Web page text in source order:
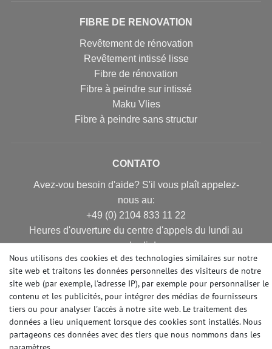
FIBRE DE RENOVATION
Revêtement de rénovation
Revêtement intissé lisse
Fibre de rénovation
Fibre à peindre sur intissé
Maku Vlies
Fibre à peindre sans structur
CONTATO
Avez-vou besoin d'aide? S'il vous plaît appelez-
nous au:
+49 (0) 2104 833 11 22
Heures d'ouverture du centre d'appels du lundi au
vendredi de
10:00 alle 16:00 (MEZ)
E-mail: info@profhome.fr
MODES DE PAIEMENT
Nous utilisons des cookies et des technologies similaires sur notre
site web et traitons les données personnelles des visiteurs de notre
site web (par exemple, l'adresse IP), par exemple pour personnaliser le
contenu et les publicités, pour intégrer des médias de fournisseurs
tiers ou pour analyser l'accès à notre site web. Le traitement des
données a lieu uniquement lorsque des cookies sont installés. Nous
partageons ces données avec des tiers que nous nommons dans les